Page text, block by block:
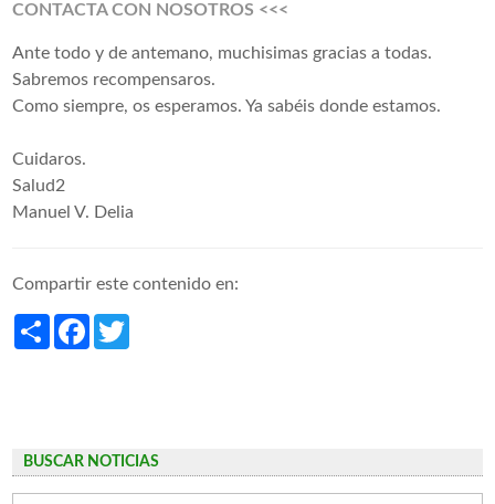
CONTACTA CON NOSOTROS <<<
Ante todo y de antemano, muchisimas gracias a todas.
Sabremos recompensaros.
Como siempre, os esperamos. Ya sabéis donde estamos.
Cuidaros.
Salud2
Manuel V. Delia
Compartir este contenido en:
ShareFacebook
BUSCAR NOTICIAS